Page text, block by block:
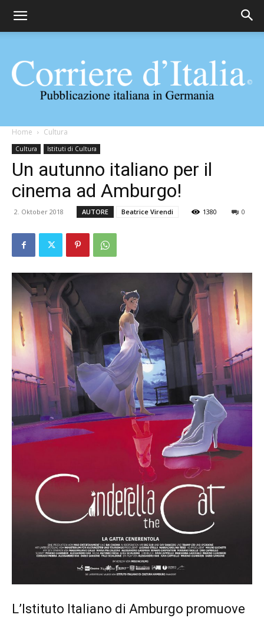
Corriere
d'Italia
Home Cultura
Cultura Istituti di Cultura
Un autunno italiano per il
cinema ad Amburgo!
2. Oktober 2018 AUTORE Beatrice Virendi 1380 0
L’Istituto Italiano di Amburgo promuove